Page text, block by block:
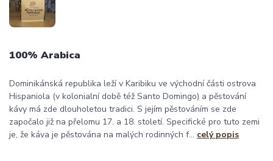
100% Arabica
Dominikánská republika leží v Karibiku ve východní části ostrova
Hispaniola (v kolonialní době též Santo Domingo) a pěstování
kávy má zde dlouholetou tradici. S jejím pěstováním se zde
započalo již na přelomu 17. a 18. století. Specifické pro tuto zemi
je, že káva je pěstována na malých rodinných f... celý popis